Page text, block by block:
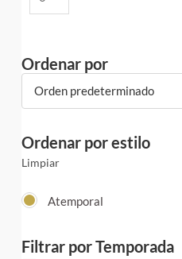
Ordenar por
Orden predeterminado
Ordenar por estilo
Limpiar
Atemporal
Filtrar por Temporada